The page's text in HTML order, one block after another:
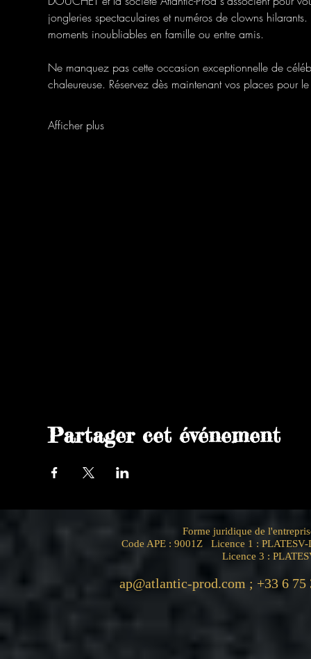
jongleries spectaculaires et numéros de clowns
moments inoubliables en famille ou entre amis.
Ne manquez pas cette occasion exceptionnelle de
chaleureuse. Réservez dès maintenant vos places pour
Afficher plus
Partager cet événement
Forme juridique de
Code APE : 9001Z Licence 1 :
Licence 3 :
ap@atlantic-prod.com ; +33 6 75